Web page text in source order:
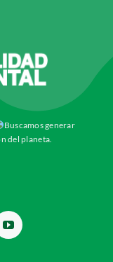
Buscamos generar
del planeta.